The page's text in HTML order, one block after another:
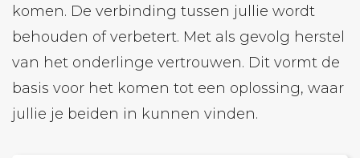
komen. De verbinding tussen jullie wordt
behouden of verbetert. Met als gevolg herstel
van het onderlinge vertrouwen. Dit vormt de
basis voor het komen tot een oplossing, waar
jullie je beiden in kunnen vinden.